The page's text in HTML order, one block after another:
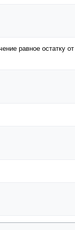
равное остатку